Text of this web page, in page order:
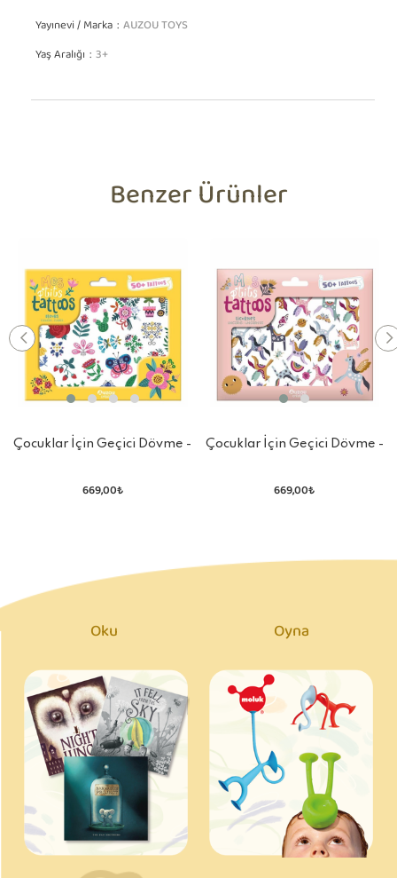
Yayınevi / Marka AUZOU TOYS
Yaş Aralığı 3+
Benzer Ürünler
Çocuklar İçin Geçici Dövme -
669,00₺
Çocuklar İçin Geçici Dövme -
669,00₺
Oku Oyna